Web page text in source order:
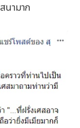
นามาก